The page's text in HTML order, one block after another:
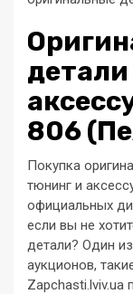
806
Покупка
тюнинг и
официальных
если вы не
детали? Один
аукционов,
Zapchasti.lviv.ua